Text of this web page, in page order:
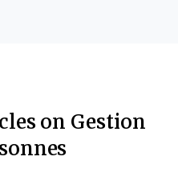
on Gestion